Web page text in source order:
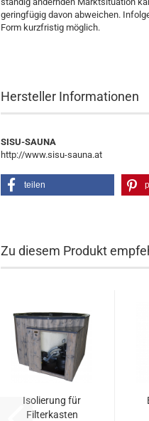
geringfügig davon abweichen.
Form kurzfristig möglich.
Hersteller Informationen
SISU-SAUNA
http://www.sisu-sauna.at
teilen
Zu diesem Produkt
Isolierung für
Filterkasten